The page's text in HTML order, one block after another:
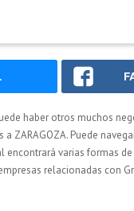
haber otros muchos
a ZARAGOZA. Puede
encontrará varias formas
relacionadas con